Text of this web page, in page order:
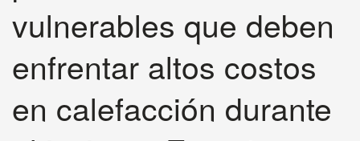
vulnerables que deben
enfrentar altos costos
en calefacción durante